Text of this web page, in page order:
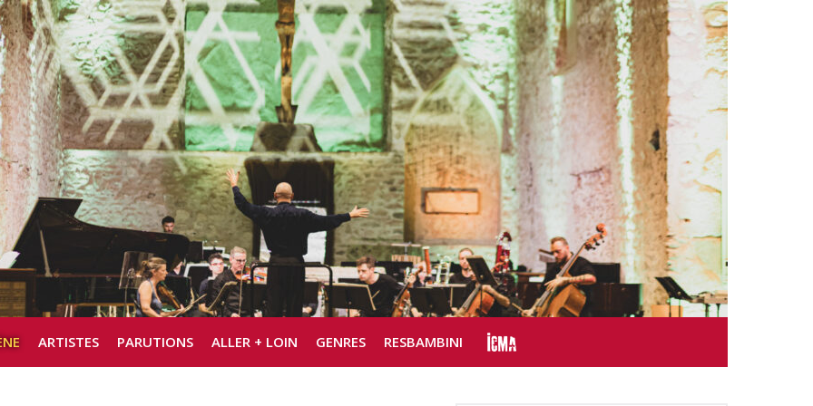
ARTISTES PARUTIONS ALLER + LOIN GENRES RESBAMBINI